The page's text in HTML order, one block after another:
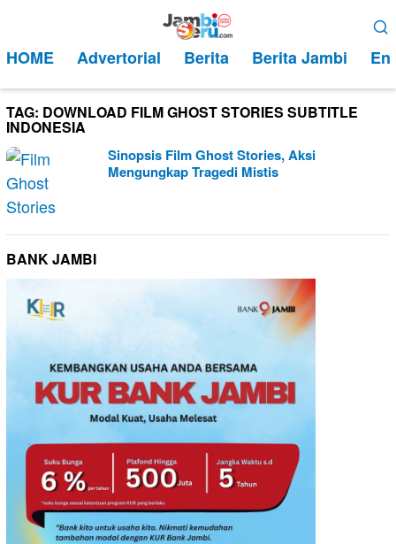
kontenMobile
HOME Advertorial Berita Berita Jambi
TAG: DOWNLOAD FILM GHOST STORIES SUBTITLE
INDONESIA
Sinopsis Film Ghost Stories, Aksi
Mengungkap Tragedi Mistis
BANK JAMBI